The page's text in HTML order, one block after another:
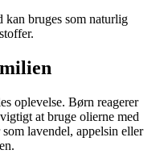
kan bruges som naturlig
oplevelse. Børn reagerer
at bruge olierne med
lavendel, appelsin eller